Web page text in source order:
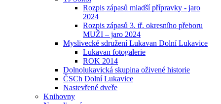
Rozpis zápasů mladší přípravky - jaro
2024
Rozpis zápasů 3. tř. okresního přeboru
MUŽI – jaro 2024
Myslivecké sdružení Lukavan Dolní Lukavice
Lukavan fotogalerie
ROK 2014
Dolnolukavická skupina oživené historie
ČSCh Dolní Lukavice
Nastevřené dveře
Knihovny